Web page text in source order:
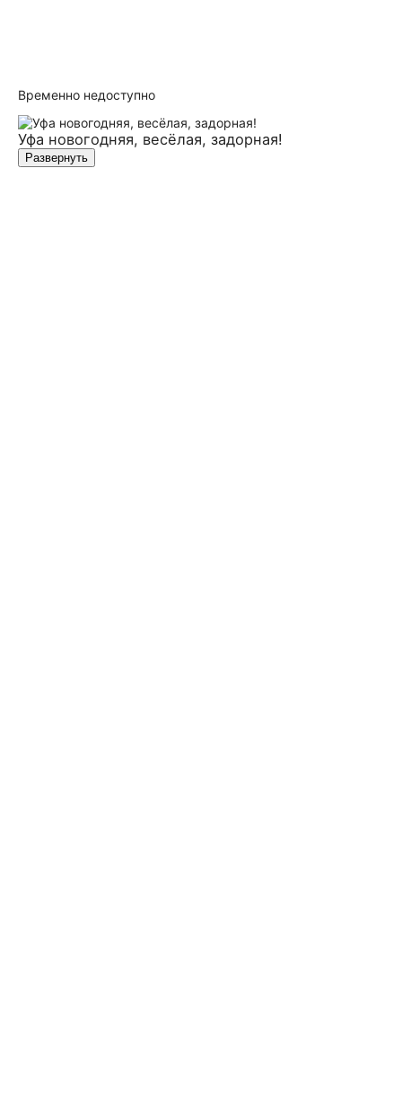
Временно недоступно
Уфа новогодняя, весёлая, задорная!
Развернуть